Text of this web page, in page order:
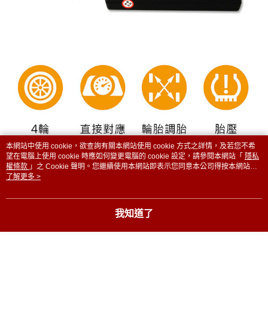
本網站中使用 cookie，欲查詢有關本網站使用 cookie 方式之詳情，及若您不希
望在電腦上使用 cookie 時應如何變更電腦的 cookie 設定，請參閱本網站「 隱私
權條款 」之 Cookie 聲明。您繼續使用本網站即表示您同意本公司得按本網站使
用條款之 Cookie 聲明使用 cookie。
了解更多 >
我知道了